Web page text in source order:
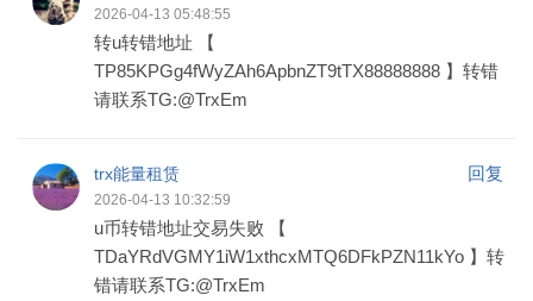
2026-04-13 05:48:55
转u转错地址 【
TP85KPGg4fWyZAh6ApbnZT9tTX88888888 】转错
请联系TG:@TrxEm
trx能量租赁 回复
2026-04-13 10:32:59
u币转错地址交易失败 【
TDaYRdVGMY1iW1xthcxMTQ6DFkPZN11kYo 】转
错请联系TG:@TrxEm